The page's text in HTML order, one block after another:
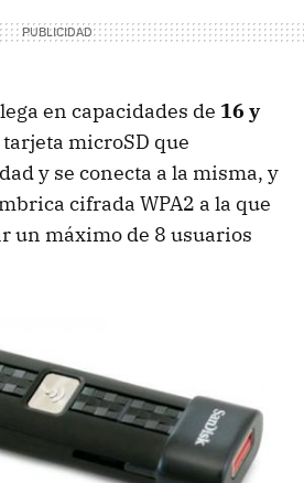
en capacidades de 16 y
microSD que
y se conecta a la misma, y
cifrada WPA2 a la que
un máximo de 8 usuarios